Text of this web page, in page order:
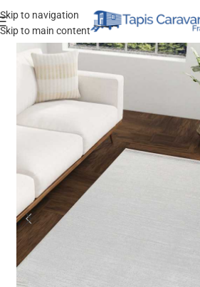
Skip to navigation
Skip to main content